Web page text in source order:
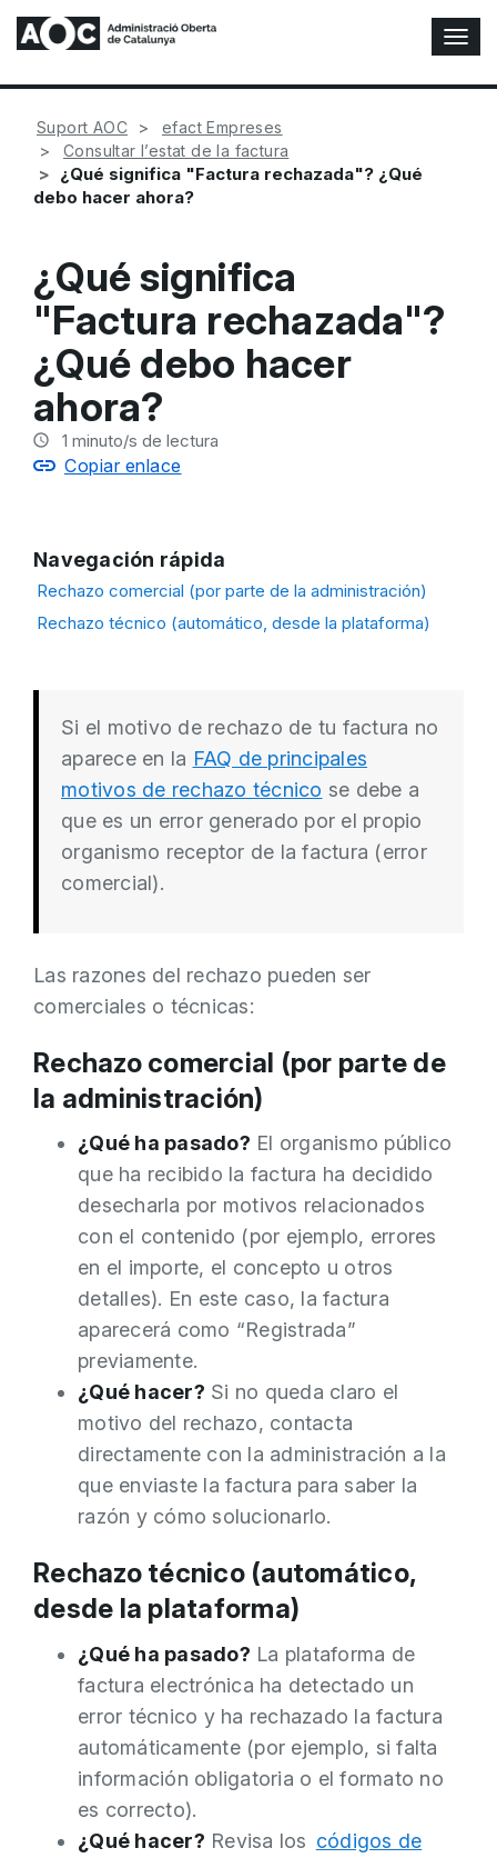
A
l
t
Suport AOC
efact Empreses
Consultar l’estat de la factura
¿Qué significa "Factura rechazada"? ¿Qué
debo hacer ahora?
¿Qué significa
"Factura rechazada"?
¿Qué debo hacer
ahora?
1 minuto/s de lectura
Copiar enlace
Si el motivo de rechazo de tu factura no
aparece en la FAQ de principales
motivos de rechazo técnico se debe a
que es un error generado por el propio
organismo receptor de la factura (error
comercial).
Las razones del rechazo pueden ser
comerciales o técnicas:
Rechazo comercial (por parte de
la administración)
¿Qué ha pasado? El organismo público
que ha recibido la factura ha decidido
desecharla por motivos relacionados
con el contenido (por ejemplo, errores
en el importe, el concepto u otros
detalles). En este caso, la factura
aparecerá como “Registrada”
previamente.
¿Qué hacer? Si no queda claro el
motivo del rechazo, contacta
directamente con la administración a la
que enviaste la factura para saber la
razón y cómo solucionarlo.
Rechazo técnico (automático,
desde la plataforma)
¿Qué ha pasado? La plataforma de
factura electrónica ha detectado un
error técnico y ha rechazado la factura
automáticamente (por ejemplo, si falta
información obligatoria o el formato no
es correcto).
¿Qué hacer? Revisa los códigos de
Navegación rápida
Rechazo comercial (por parte de la administración)
Rechazo técnico (automático, desde la plataforma)